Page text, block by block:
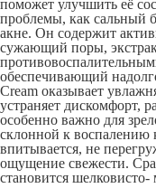
поможет улучшить её
проблемы, как сальный
акне. Он содержит
сужающий поры,
обеспечивающий
Cream оказывает
устраняет дискомфорт,
особенно важно для
склонной к воспалению
впитывается, не
ощущение свежести.
становится